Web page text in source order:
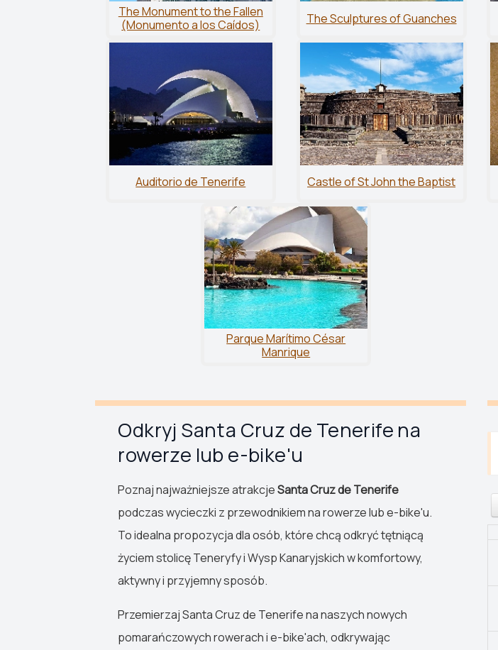
The Monument to the Fallen
(Monumento a los Caídos)
The Sculptures of Guanches
Auditorio de Tenerife Castle of St John the Baptist
Parque Marítimo César
Manrique
Odkryj Santa Cruz de Tenerife na
rowerze lub e-bike'u
Poznaj najważniejsze atrakcjeSanta Cruz de Tenerife
podczas wycieczki z przewodnikiem na rowerze lub e-bike'u.
To idealna propozycja dla osób, które chcą odkryć tętniącą
życiem stolicę Teneryfy i Wysp Kanaryjskich w komfortowy,
aktywny i przyjemny sposób.
Przemierzaj Santa Cruz de Tenerife na naszych nowych
pomarańczowych rowerach i e-bike'ach, odkrywając